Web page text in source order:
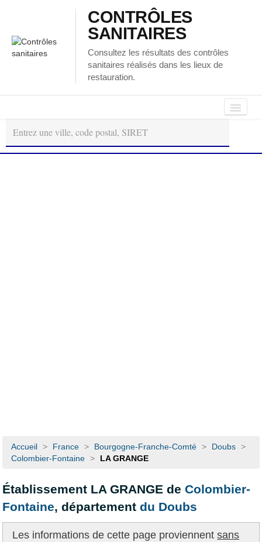
CONTRÔLES
SANITAIRES
Consultez les résultats des contrôles
sanitaires réalisés dans les lieux de
restauration.
Autour
de
moi
Régions
Accueil > France > Bourgogne-Franche-Comté > Doubs >
Colombier-Fontaine > LA GRANGE
Établissement LA GRANGE deColombier-
Fontaine, départementdu Doubs
Les informations de cette page proviennentsans